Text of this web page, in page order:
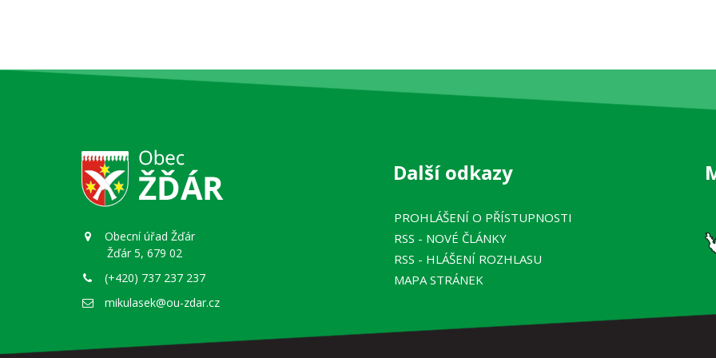
Obecní úřad Žďár
Žďár 5, 679 02
(+420) 737 237 237
mikulasek@ou-zdar.cz
Další odkazy
PROHLÁŠENÍ O PŘÍSTUPNOSTI
RSS - NOVÉ ČLÁNKY
RSS - HLÁŠENÍ ROZHLASU
MAPA STRÁNEK